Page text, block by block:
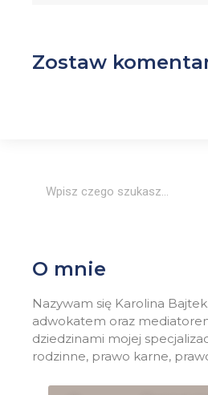
Zostaw
O mnie
Nazywam się Karolina
adwokatem oraz
dziedzinami mojej
rodzinne, prawo karne,